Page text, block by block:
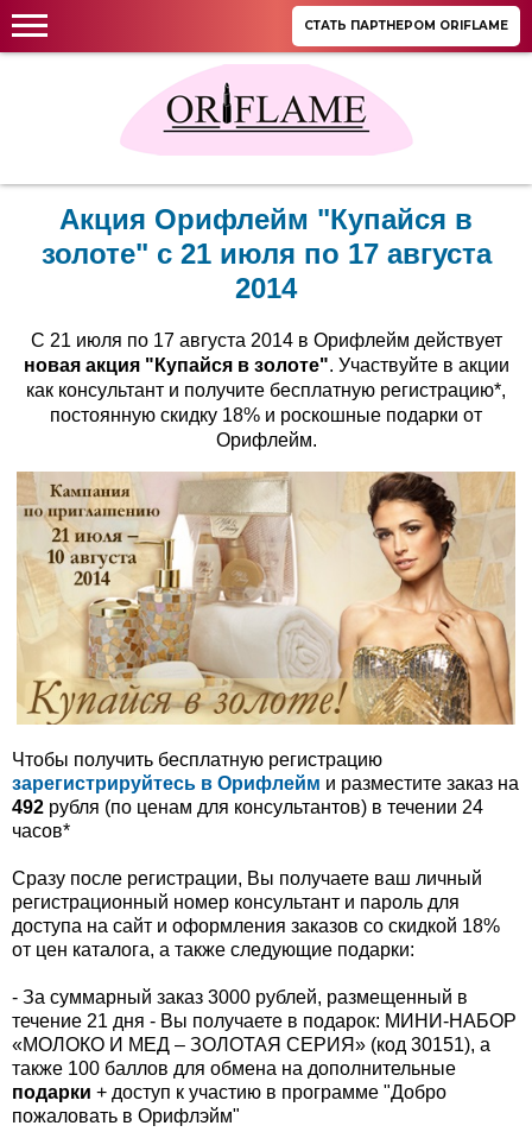
СТАТЬ ПАРТНЕРОМ ORIFLAME
Акция Орифлейм "Купайся в
золоте" с 21 июля по 17 августа
2014
С 21 июля по 17 августа 2014 в Орифлейм действует
новая акция "Купайся в золоте". Участвуйте в акции
как консультант и получите бесплатную регистрацию*,
постоянную скидку 18% и роскошные подарки от
Орифлейм.
Чтобы получить бесплатную регистрацию
зарегистрируйтесь в Орифлейм и разместите заказ на
492 рубля (по ценам для консультантов) в течении 24
часов*
Сразу после регистрации, Вы получаете ваш личный
регистрационный номер консультант и пароль для
доступа на сайт и оформления заказов со скидкой 18%
от цен каталога, а также следующие подарки:
- За суммарный заказ 3000 рублей, размещенный в
течение 21 дня - Вы получаете в подарок: МИНИ-НАБОР
«МОЛОКО И МЕД – ЗОЛОТАЯ СЕРИЯ» (код 30151), а
также 100 баллов для обмена на дополнительные
подарки + доступ к участию в программе "Добро
пожаловать в Орифлэйм"